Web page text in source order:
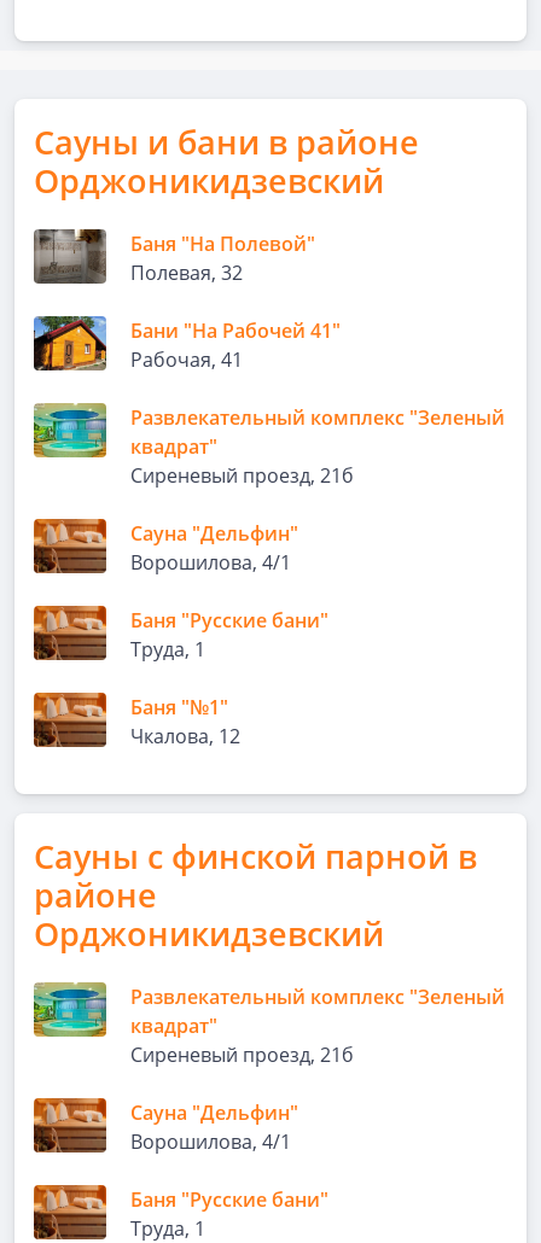
Сауны и бани в районе
Орджоникидзевский
Баня "На Полевой"
Полевая, 32
Бани "На Рабочей 41"
Рабочая, 41
Развлекательный комплекс "Зеленый
квадрат"
Сиреневый проезд, 21б
Сауна "Дельфин"
Ворошилова, 4/1
Баня "Русские бани"
Труда, 1
Баня "№1"
Чкалова, 12
Сауны с финской парной в
районе
Орджоникидзевский
Развлекательный комплекс "Зеленый
квадрат"
Сиреневый проезд, 21б
Сауна "Дельфин"
Ворошилова, 4/1
Баня "Русские бани"
Труда, 1